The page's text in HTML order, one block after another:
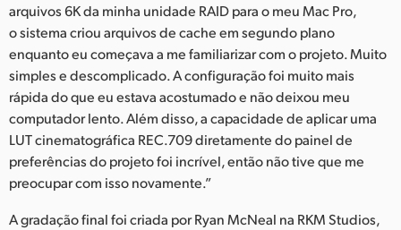
arquivos 6K da minha unidade RAID para o meu Mac Pro,
o sistema criou arquivos de cache em segundo plano
enquanto eu começava a me familiarizar com o projeto. Muito
simples e descomplicado. A configuração foi muito mais
rápida do que eu estava acostumado e não deixou meu
computador lento. Além disso, a capacidade de aplicar uma
LUT cinematográfica REC.709 diretamente do painel de
preferências do projeto foi incrível, então não tive que me
preocupar com isso novamente.”
A gradação final foi criada por Ryan McNeal na RKM Studios,